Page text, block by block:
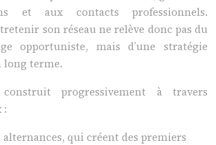
et aux contacts professionnels.
son réseau ne relève donc pas du
opportuniste, mais d’une stratégie
long terme.
progressivement à travers
:
alternances, qui créent des premiers